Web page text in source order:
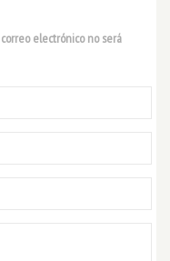
electrónico no será